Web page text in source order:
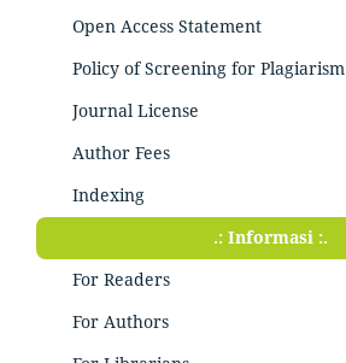
Open Access Statement
Policy of Screening for Plagiarism
Journal License
Author Fees
Indexing
.: Informasi :.
For Readers
For Authors